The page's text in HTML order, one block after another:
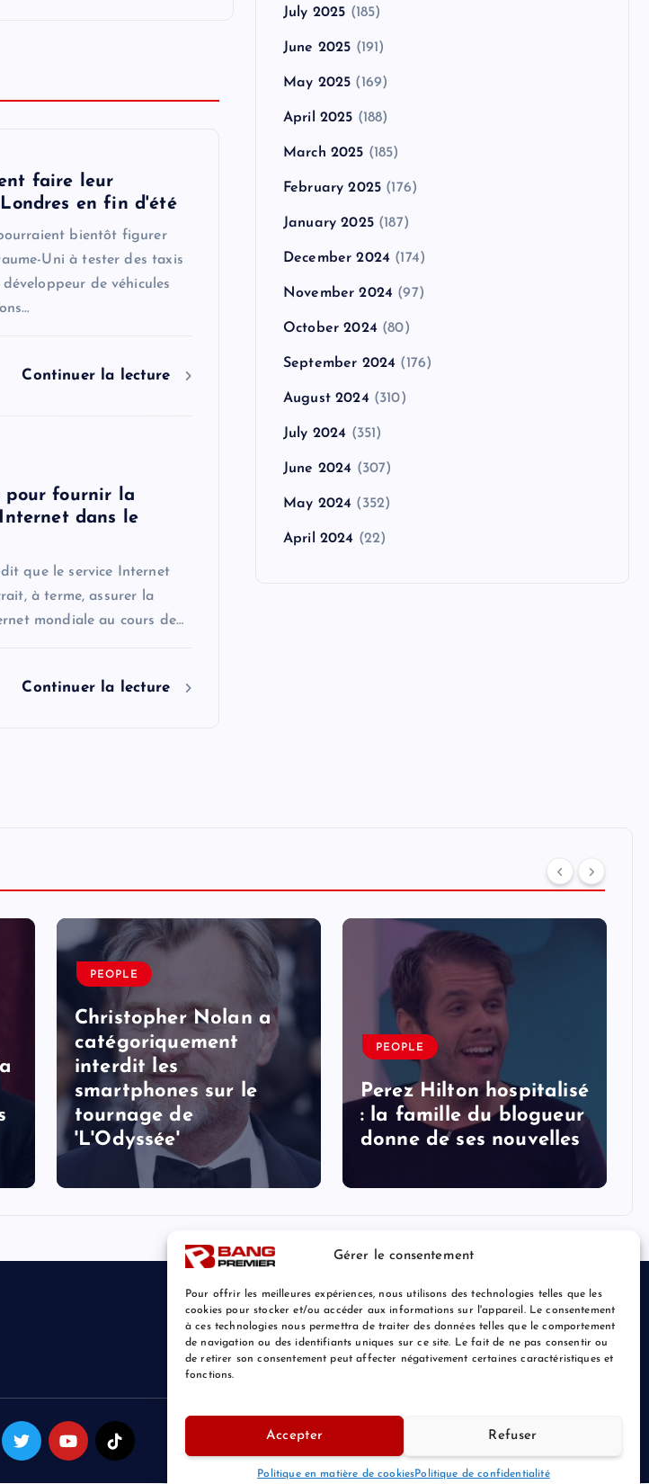
Gérer le consentement
Pour offrir les meilleures expériences, nous utilisons des technologies telles que les
cookies pour stocker et/ou accéder aux informations sur l'appareil. Le consentement
à ces technologies nous permettra de traiter des données telles que le comportement
de navigation ou des identifiants uniques sur ce site. Le fait de ne pas consentir ou
de retirer son consentement peut affecter négativement certaines caractéristiques et
fonctions.
Accepter Refuser
Politique en matière de cookiesPolitique de confidentialité
faire leur
en fin d'été
bientôt figurer
Uni à tester des taxis
de véhicules
Continuer la lecture
pour fournir la
dans le
que le service Internet
à terme, assurer la
mondiale au cours de…
Continuer la lecture
July 2025 (185)
June 2025 (191)
May 2025 (169)
April 2025 (188)
March 2025 (185)
February 2025 (176)
January 2025(187)
December 2024 (174)
November 2024 (97)
October 2024 (80)
September 2024 (176)
August 2024 (310)
July 2024 (351)
June 2024 (307)
May 2024 (352)
April 2024 (22)
PEOPLE
Christopher Nolan a
catégoriquement
interdit les
smartphones sur le
tournage de
'L'Odyssée'
PEOPLE
Perez Hilton hospitalisé
: la famille du blogueur
donne de ses nouvelles
Retour au Sommet